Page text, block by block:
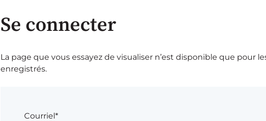
Se connecter
La page que vous essayez de visualiser n’est disponible que pour
enregistrés.
Courriel*